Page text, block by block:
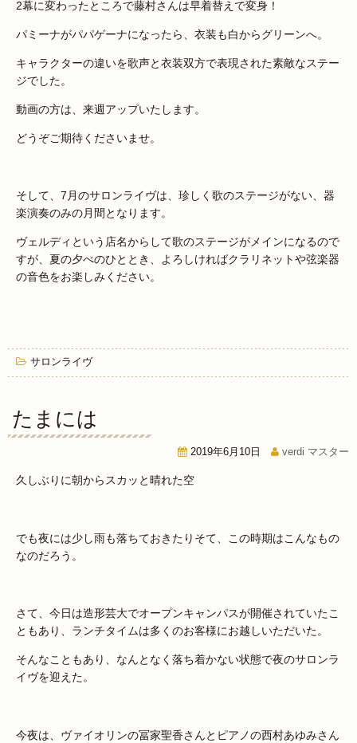
2幕に変わったところで藤村さんは早着替えで変身！
パミーナがパパゲーナになったら、衣装も白からグリーンへ。
キャラクターの違いを歌声と衣装双方で表現された素敵なステー
ジでした。
動画の方は、来週アップいたします。
どうぞご期待くださいませ。
そして、7月のサロンライヴは、珍しく歌のステージがない、器
楽演奏のみの月間となります。
ヴェルディという店名からして歌のステージがメインになるので
すが、夏の夕べのひととき、よろしければクラリネットや弦楽器
の音色をお楽しみください。
サロンライヴ
たまには
2019年6月10日 verdi マスター
久しぶりに朝からスカッと晴れた空
でも夜には少し雨も落ちておきたりそて、この時期はこんなもの
なのだろう。
さて、今日は造形芸大でオープンキャンパスが開催されていたこ
ともあり、ランチタイムは多くのお客様にお越しいただいた。
そんなこともあり、なんとなく落ち着かない状態で夜のサロンラ
イヴを迎えた。
今夜は、ヴァイオリンの冨家聖香さんとピアノの西村あゆみさん